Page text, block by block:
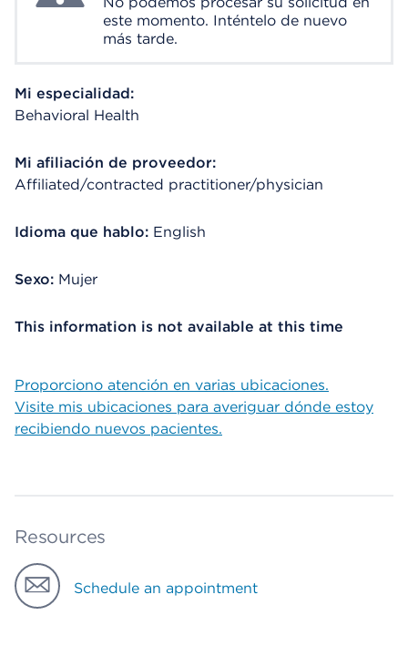
este momento. Inténtelo de nuevo
más tarde.
Mi especialidad:
Behavioral Health
Mi afiliación de proveedor:
Affiliated/contracted practitioner/physician
Idioma que hablo: English
Sexo: Mujer
This information is not available at this time
Proporciono atención en varias ubicaciones.
Visite mis ubicaciones para averiguar dónde estoy
recibiendo nuevos pacientes.
Resources
Schedule an appointment